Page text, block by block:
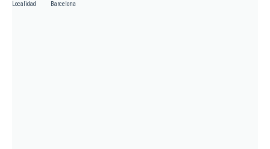
Localidad Barcelona